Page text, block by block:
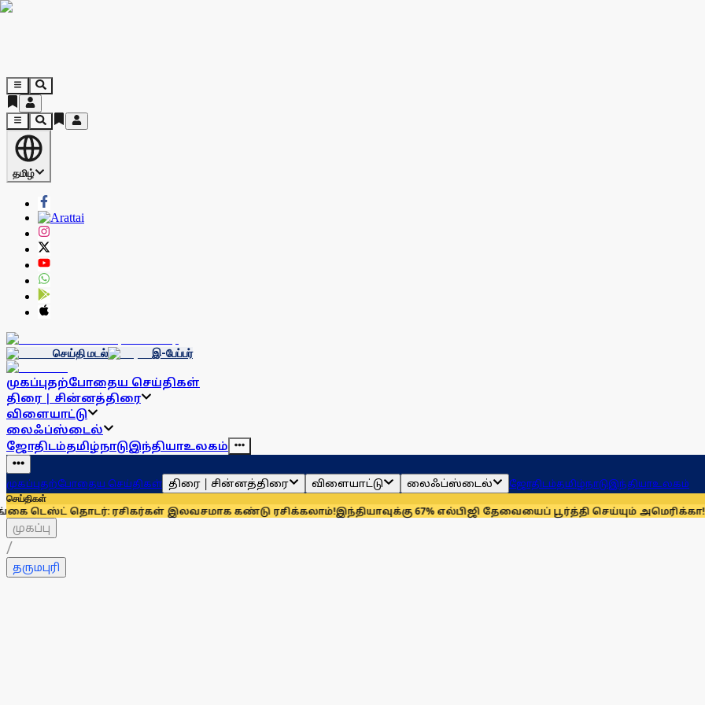
தமிழ்
செய்தி மடல் இ-பேப்பர்
முகப்புதற்போதைய செய்திகள்
திரை | சின்னத்திரை
விளையாட்டு
லைஃப்ஸ்டைல்
ஜோதிடம்தமிழ்நாடுஇந்தியாஉலகம்
முகப்புதற்போதைய செய்திகள் திரை | சின்னத்திரை விளையாட்டு லைஃப்ஸ்டைல் ஜோதிடம்தமிழ்நாடுஇந்தியாஉலகம்
செய்திகள்
தொடர்: ரசிகர்கள் இலவசமாக கண்டு ரசிக்கலாம்!இந்தியாவுக்கு 67% எல்பிஜி தேவையைப் பூர்த்தி செய்யும் அமெரிக்கா!செயின்ட்
முகப்பு
/
தருமபுரி